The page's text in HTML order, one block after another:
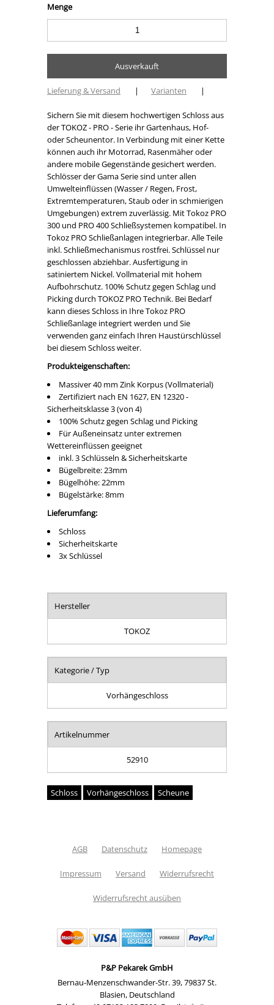
Menge
Lieferung & Versand | Varianten |
Sichern Sie mit diesem hochwertigen Schloss aus
der TOKOZ - PRO - Serie ihr Gartenhaus, Hof-
oder Scheunentor. In Verbindung mit einer Kette
können auch ihr Motorrad, Rasenmäher oder
andere mobile Gegenstände gesichert werden.
Schlösser der Gama Serie sind unter allen
Umwelteinflüssen (Wasser / Regen, Frost,
Extremtemperaturen, Staub oder in schmierigen
Umgebungen) extrem zuverlässig. Mit Tokoz PRO
300 und PRO 400 Schließsystemen kompatibel. In
Tokoz PRO Schließanlagen integrierbar. Alle Teile
inkl. Schließmechanismus rostfrei. Schlüssel nur
geschlossen abziehbar. Ausfertigung in
satiniertem Nickel. Vollmaterial mit hohem
Aufbohrschutz. 100% Schutz gegen Schlag und
Picking durch TOKOZ PRO Technik. Bei Bedarf
kann dieses Schloss in Ihre Tokoz PRO
Schließanlage integriert werden und Sie
verwenden ganz einfach Ihren Haustürschlüssel
bei diesem Schloss weiter.
Produkteigenschaften:
Massiver 40 mm Zink Korpus (Vollmaterial)
Zertifiziert nach EN 1627, EN 12320 -
Sicherheitsklasse 3 (von 4)
100% Schutz gegen Schlag und Picking
Für Außeneinsatz unter extremen
Wettereinflüssen geeignet
inkl. 3 Schlüsseln & Sicherheitskarte
Bügelbreite: 23mm
Bügelhöhe: 22mm
Bügelstärke: 8mm
Lieferumfang:
Schloss
Sicherheitskarte
3x Schlüssel
Hersteller
TOKOZ
Kategorie / Typ
Vorhängeschloss
Artikelnummer
52910
Schloss Vorhängeschloss Scheune
AGB Datenschutz Homepage
Impressum Versand Widerrufsrecht
Widerrufsrecht ausüben
P&P Pekarek GmbH
Bernau-Menzenschwander-Str. 39,79837 St.
Blasien, Deutschland